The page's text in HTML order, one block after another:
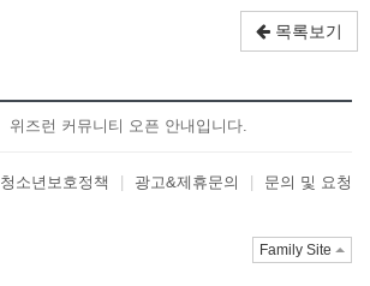
목록보기
위즈런 커뮤니티 오픈 안내입니다.
청소년보호정책 | 광고&제휴문의 |
문의 및 요청
Family Site